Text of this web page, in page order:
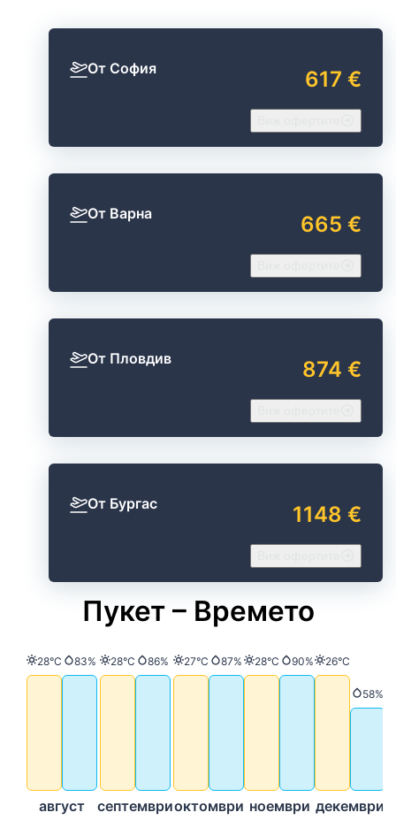
От София 617 €
От Варна 665 €
От Пловдив 874 €
От Бургас 1148 €
Пукет – Времето
август
Температура
28°C Валежи
83%
септември
Температура
28°C Валежи
86%
октомври
Температура
27°C Валежи
87%
ноември
Температура
28°C Валежи
90%
декември
26°C
58%